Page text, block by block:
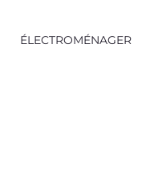
ÉLECTROMÉNAGER